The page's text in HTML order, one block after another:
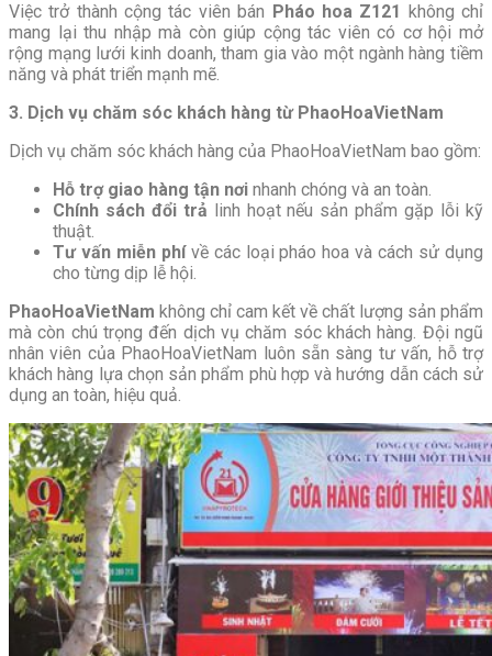
Việc trở thành cộng tác viên bán Pháo hoa Z121
không chỉ
mang lại thu nhập mà còn giúp cộng tác viên có cơ hội mở
rộng mạng lưới kinh doanh, tham gia vào một ngành hàng tiềm
năng và phát triển mạnh mẽ.
3. Dịch vụ chăm sóc khách hàng từ PhaoHoaVietNam
Dịch vụ chăm sóc khách hàng của PhaoHoaVietNam bao gồm:
Hỗ trợ giao hàng tận nơi nhanh chóng và an toàn.
Chính sách đổi trả linh hoạt nếu sản phẩm gặp lỗi kỹ
thuật.
Tư vấn miễn phívề các loại pháo hoa và cách sử dụng
cho từng dịp lễ hội.
PhaoHoaVietNam không chỉ cam kết về chất lượng sản phẩm
mà còn chú trọng đến dịch vụ chăm sóc khách hàng. Đội ngũ
nhân viên của PhaoHoaVietNam luôn sẵn sàng tư vấn, hỗ trợ
khách hàng lựa chọn sản phẩm phù hợp và hướng dẫn cách sử
dụng an toàn, hiệu quả.